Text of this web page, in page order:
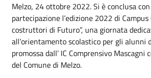
Melzo, 24 ottobre 2022. Si è conclusa
partecipazione l’edizione 2022 di
costruttori di Futuro”, una giornata
all’orientamento scolastico per gli alunni
promossa dall’ IC Comprensivo Mascagni
del Comune di Melzo.